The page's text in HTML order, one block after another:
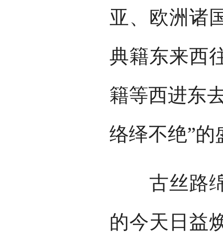
亚、欧洲诸
典籍东来西
籍等西进东
络绎不绝”的
古丝路绵
的今天日益